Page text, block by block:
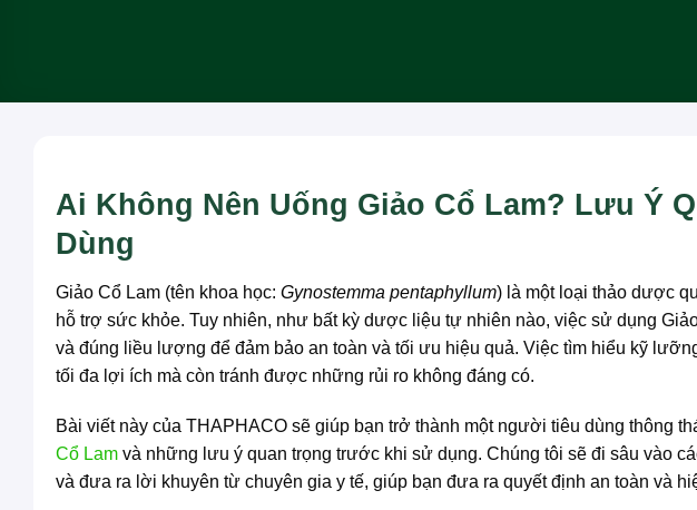
Ai Không Nên Uống Giảo Cổ Lam? Lưu Ý
Dùng
Giảo Cổ Lam (tên khoa học: Gynostemma pentaphyllum) là một loại thảo dược
hỗ trợ sức khỏe. Tuy nhiên, như bất kỳ dược liệu tự nhiên nào, việc sử dụng
và đúng liều lượng để đảm bảo an toàn và tối ưu hiệu quả. Việc tìm hiểu kỹ
tối đa lợi ích mà còn tránh được những rủi ro không đáng có.
Bài viết này của THAPHACO sẽ giúp bạn trở thành một người tiêu dùng thông
Cổ Lam và những lưu ý quan trọng trước khi sử dụng. Chúng tôi sẽ đi sâu vào
và đưa ra lời khuyên từ chuyên gia y tế, giúp bạn đưa ra quyết định an toàn và